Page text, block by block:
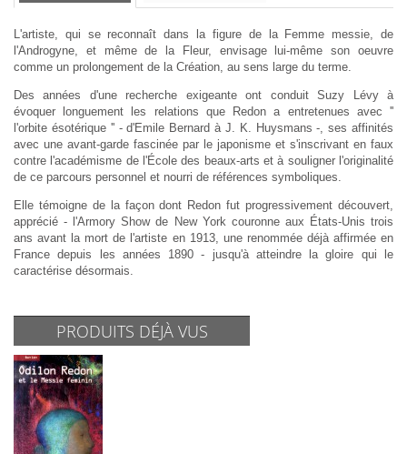
L'artiste, qui se reconnaît dans la figure de la Femme messie, de
l'Androgyne, et même de la Fleur, envisage lui-même son oeuvre
comme un prolongement de la Création, au sens large du terme.
Des années d'une recherche exigeante ont conduit Suzy Lévy à
évoquer longuement les relations que Redon a entretenues avec ''
l'orbite ésotérique '' - d'Emile Bernard à J. K. Huysmans -, ses affinités
avec une avant-garde fascinée par le japonisme et s'inscrivant en faux
contre l'académisme de l'École des beaux-arts et à souligner l'originalité
de ce parcours personnel et nourri de références symboliques.
Elle témoigne de la façon dont Redon fut progressivement découvert,
apprécié - l'Armory Show de New York couronne aux États-Unis trois
ans avant la mort de l'artiste en 1913, une renommée déjà affirmée en
France depuis les années 1890 - jusqu'à atteindre la gloire qui le
caractérise désormais.
PRODUITS DÉJÀ VUS